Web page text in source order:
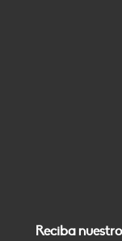
Reciba